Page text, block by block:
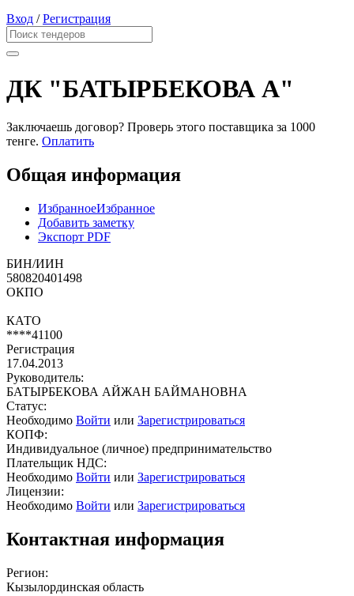
Вход /Регистрация
ДК "БАТЫРБЕКОВА А"
Заключаешь договор? Проверь этого поставщика за 1000
тенге. Оплатить
Общая информация
ИзбранноеИзбранное
Добавить заметку
Экспорт PDF
БИН/ИИН
580820401498
ОКПО
КАТО
****41100
Регистрация
17.04.2013
Руководитель:
БАТЫРБЕКОВА АЙЖАН БАЙМАНОВНА
Статус:
Необходимо Войти или Зарегистрироваться
КОПФ:
Индивидуальное (личное) предпринимательство
Плательщик НДС:
Необходимо Войти или Зарегистрироваться
Лицензии:
Необходимо Войти или Зарегистрироваться
Контактная информация
Регион:
Кызылординская область